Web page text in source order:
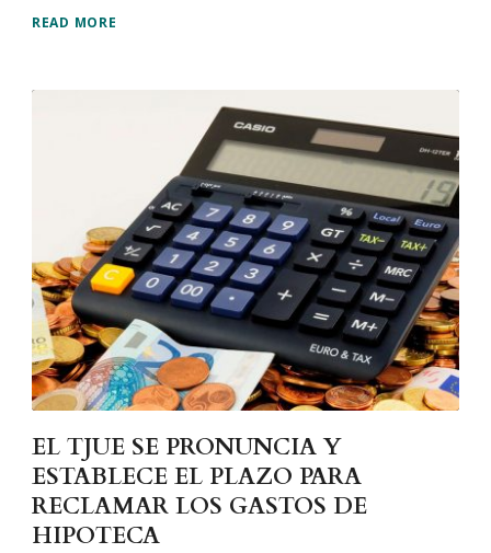
READ MORE
EL TJUE SE PRONUNCIA Y
ESTABLECE EL PLAZO PARA
RECLAMAR LOS GASTOS DE
HIPOTECA